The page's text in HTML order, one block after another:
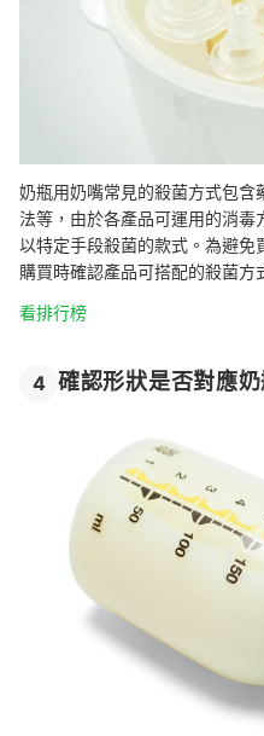
奶瓶用奶嘴常見的殺菌方式包
法等，由於各產品可運用的消
以特定手段殺菌的款式。為避
購買時確認產品可搭配的殺菌方
看排行榜
4 確認形狀是否對應